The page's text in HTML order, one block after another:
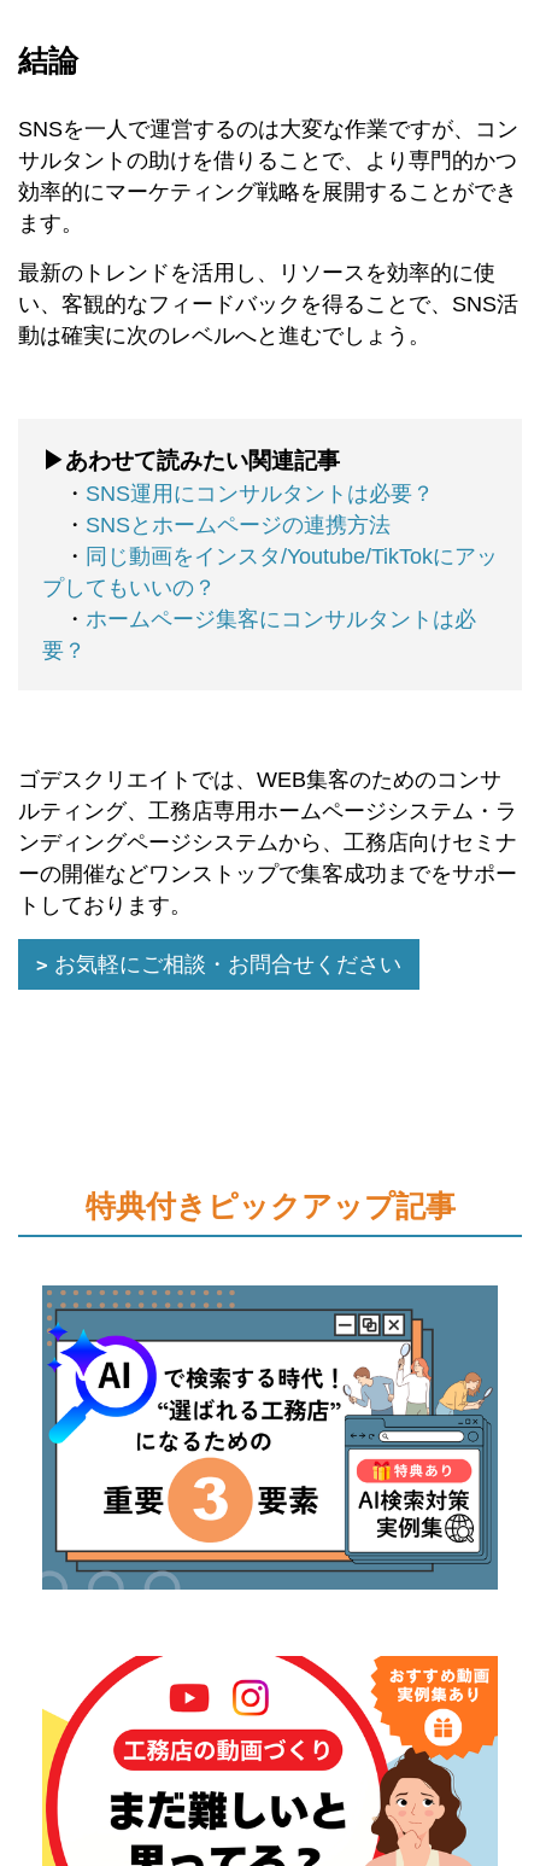
結論
SNSを一人で運営するのは大変な作業ですが、コン
サルタントの助けを借りることで、より専門的かつ
効率的にマーケティング戦略を展開することができ
ます。
最新のトレンドを活用し、リソースを効率的に使
い、客観的なフィードバックを得ることで、SNS活
動は確実に次のレベルへと進むでしょう。
▶あわせて読みたい関連記事
・ SNS運用にコンサルタントは必要？
・ SNSとホームページの連携方法
・ 同じ動画をインスタ/Youtube/TikTokにアッ
プしてもいいの？
・ ホームページ集客にコンサルタントは必
要？
ゴデスクリエイトでは、WEB集客のためのコンサ
ルティング、工務店専用ホームページシステム・ラ
ンディングページシステムから、工務店向けセミナ
ーの開催などワンストップで集客成功までをサポー
トしております。
お気軽にご相談・お問合せください
特典付きピックアップ記事